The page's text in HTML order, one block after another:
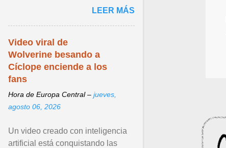
sucedido. Ver articulo ...LEER MÁS
Video viral de
Wolverine besando a
Cíclope enciende a los
fans
Hora de Europa Central – jueves,
agosto 06, 2026
Un video creado con inteligencia
artificial está conquistando las